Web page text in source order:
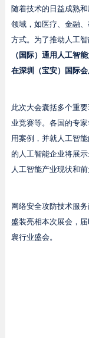
随着技术的日益成熟
领域，如医疗、金融
方式。为了推动人工
（国际）通用人工智
在深圳（宝安）国际会
此次大会囊括多个重
业竞赛等。各国的专
用案例，并就人工智
的人工智能企业将展
人工智能产业现状和前
网络安全攻防技术服
盛装亮相本次展会，
襄行业盛会。